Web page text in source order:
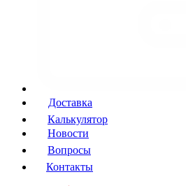
Доставка
Калькулятор
Новости
Вопросы
Контакты